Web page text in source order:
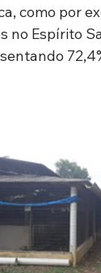
como por
no Espírito